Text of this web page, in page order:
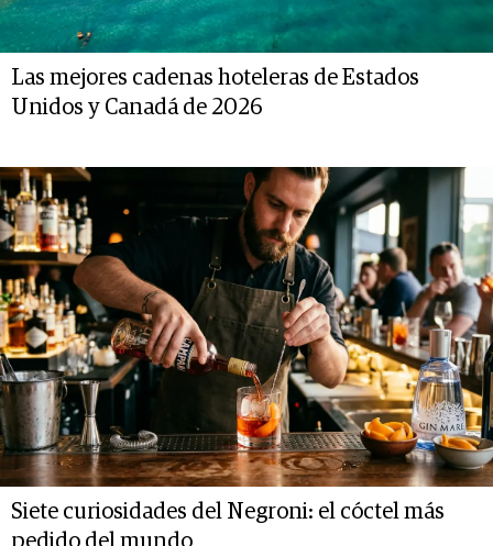
Las mejores cadenas hoteleras de Estados
Unidos y Canadá de 2026
Siete curiosidades del Negroni: el cóctel más
pedido del mundo